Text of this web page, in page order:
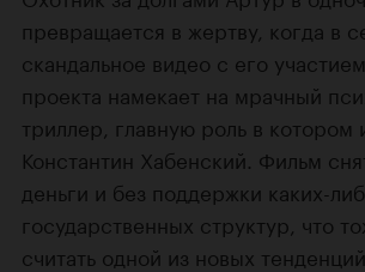
превращается в жертву, когда в
скандальное видео с его
проекта намекает на мрачный
триллер, главную роль в котором
Константин Хабенский. Фильм
деньги и без поддержки каких-
государственных структур, что
считать одной из новых